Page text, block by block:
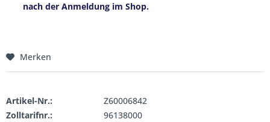
nach der Anmeldung im Shop.
Merken
Artikel-Nr.:
Z60006842
Zolltarifnr.:
96138000